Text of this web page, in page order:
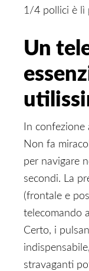
1/4 pollici è lì
Un
In
Non fa
per navigare
secondi. La
(frontale e
telecomando
Certo, i
stravaganti